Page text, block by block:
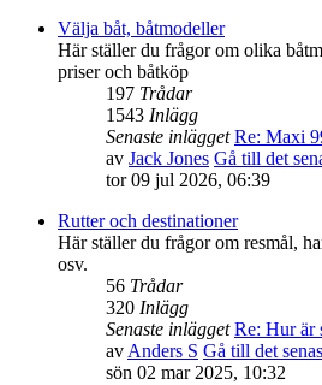
Välja båt, båtmodeller
Här ställer du frågor om olika
priser och båtköp
197 Trådar
1543 Inlägg
Senaste inlägget Re: Maxi
av Jack Jones Gå till det
tor 09 jul 2026, 06:39
Rutter och destinationer
Här ställer du frågor om resmål,
osv.
56 Trådar
320 Inlägg
Senaste inlägget Re: Hur är
avAnders S Gå till det
sön 02 mar 2025, 10:32